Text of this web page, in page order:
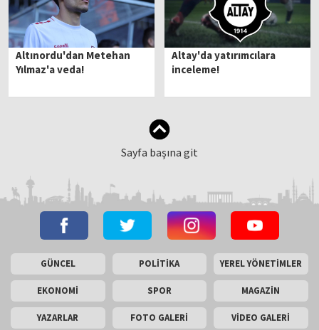
Altınordu'dan Metehan
Yılmaz'a veda!
Altay'da yatırımcılara
inceleme!
Sayfa başına git
GÜNCEL POLİTİKA YEREL YÖNETİMLER
EKONOMİ SPOR MAGAZİN
YAZARLAR FOTO GALERİ VİDEO GALERİ